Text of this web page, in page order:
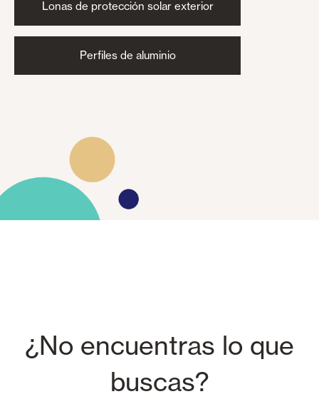
Lonas de protección solar exterior
Perfiles de aluminio
¿No encuentras lo que
buscas?